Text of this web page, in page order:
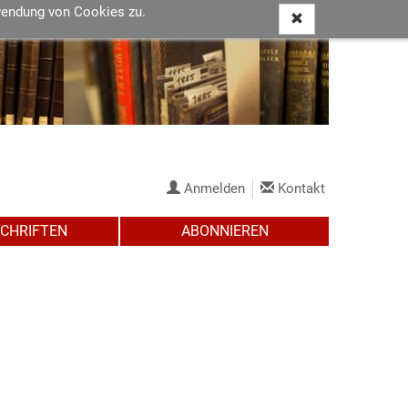
von Cookies zu.
Anmelden Kontakt
ABONNIEREN